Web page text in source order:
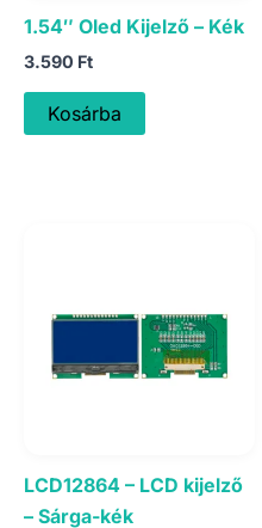
1.54″ Oled Kijelző – Kék
3.590 Ft
Kosárba
LCD12864 – LCD kijelző
– Sárga-kék